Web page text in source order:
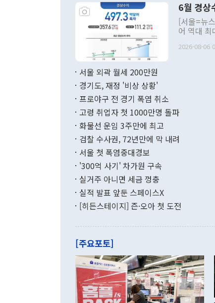
주의적 희
관의 대북
관 부처
관의 무리
다. [정동영 통일부 장관이 지난달 23일 오후 서울 종로구 정부서울청사에
무너졌다
함께 4자
"우리의 선
관은 업무
이 9월 러
며 "정부
은 "그것
잘랐다. 정
않았다는
6월 경상
[서울=뉴
어 역대
료=한국은행] 한국은행이 6일 발표한 '2026년 6월 국제
며 월간 기
196.9%
수출은
기록했지
로 전환됐
는 배당수
였던 올해
인의 해외
각각 증가
국인의 국
감소하며
2026-08-06
서울 외곽 월세 200만원
경기도, 재정 '비상 상황'
프로야구 전 경기 폭염 취소
고령 취업자 첫 1000만명 돌파
화물선 운임 3주만에 최고
검찰 수사권, 72년만에 막 내려
서울 첫 폭염중대경보
'300억 사기' 차가원 구속
실거주 아니면 세금 껑충
실적 발표 앞둔 스페이스X
[히든스테이지] 즌·오아 첫 도전
[주요포토]